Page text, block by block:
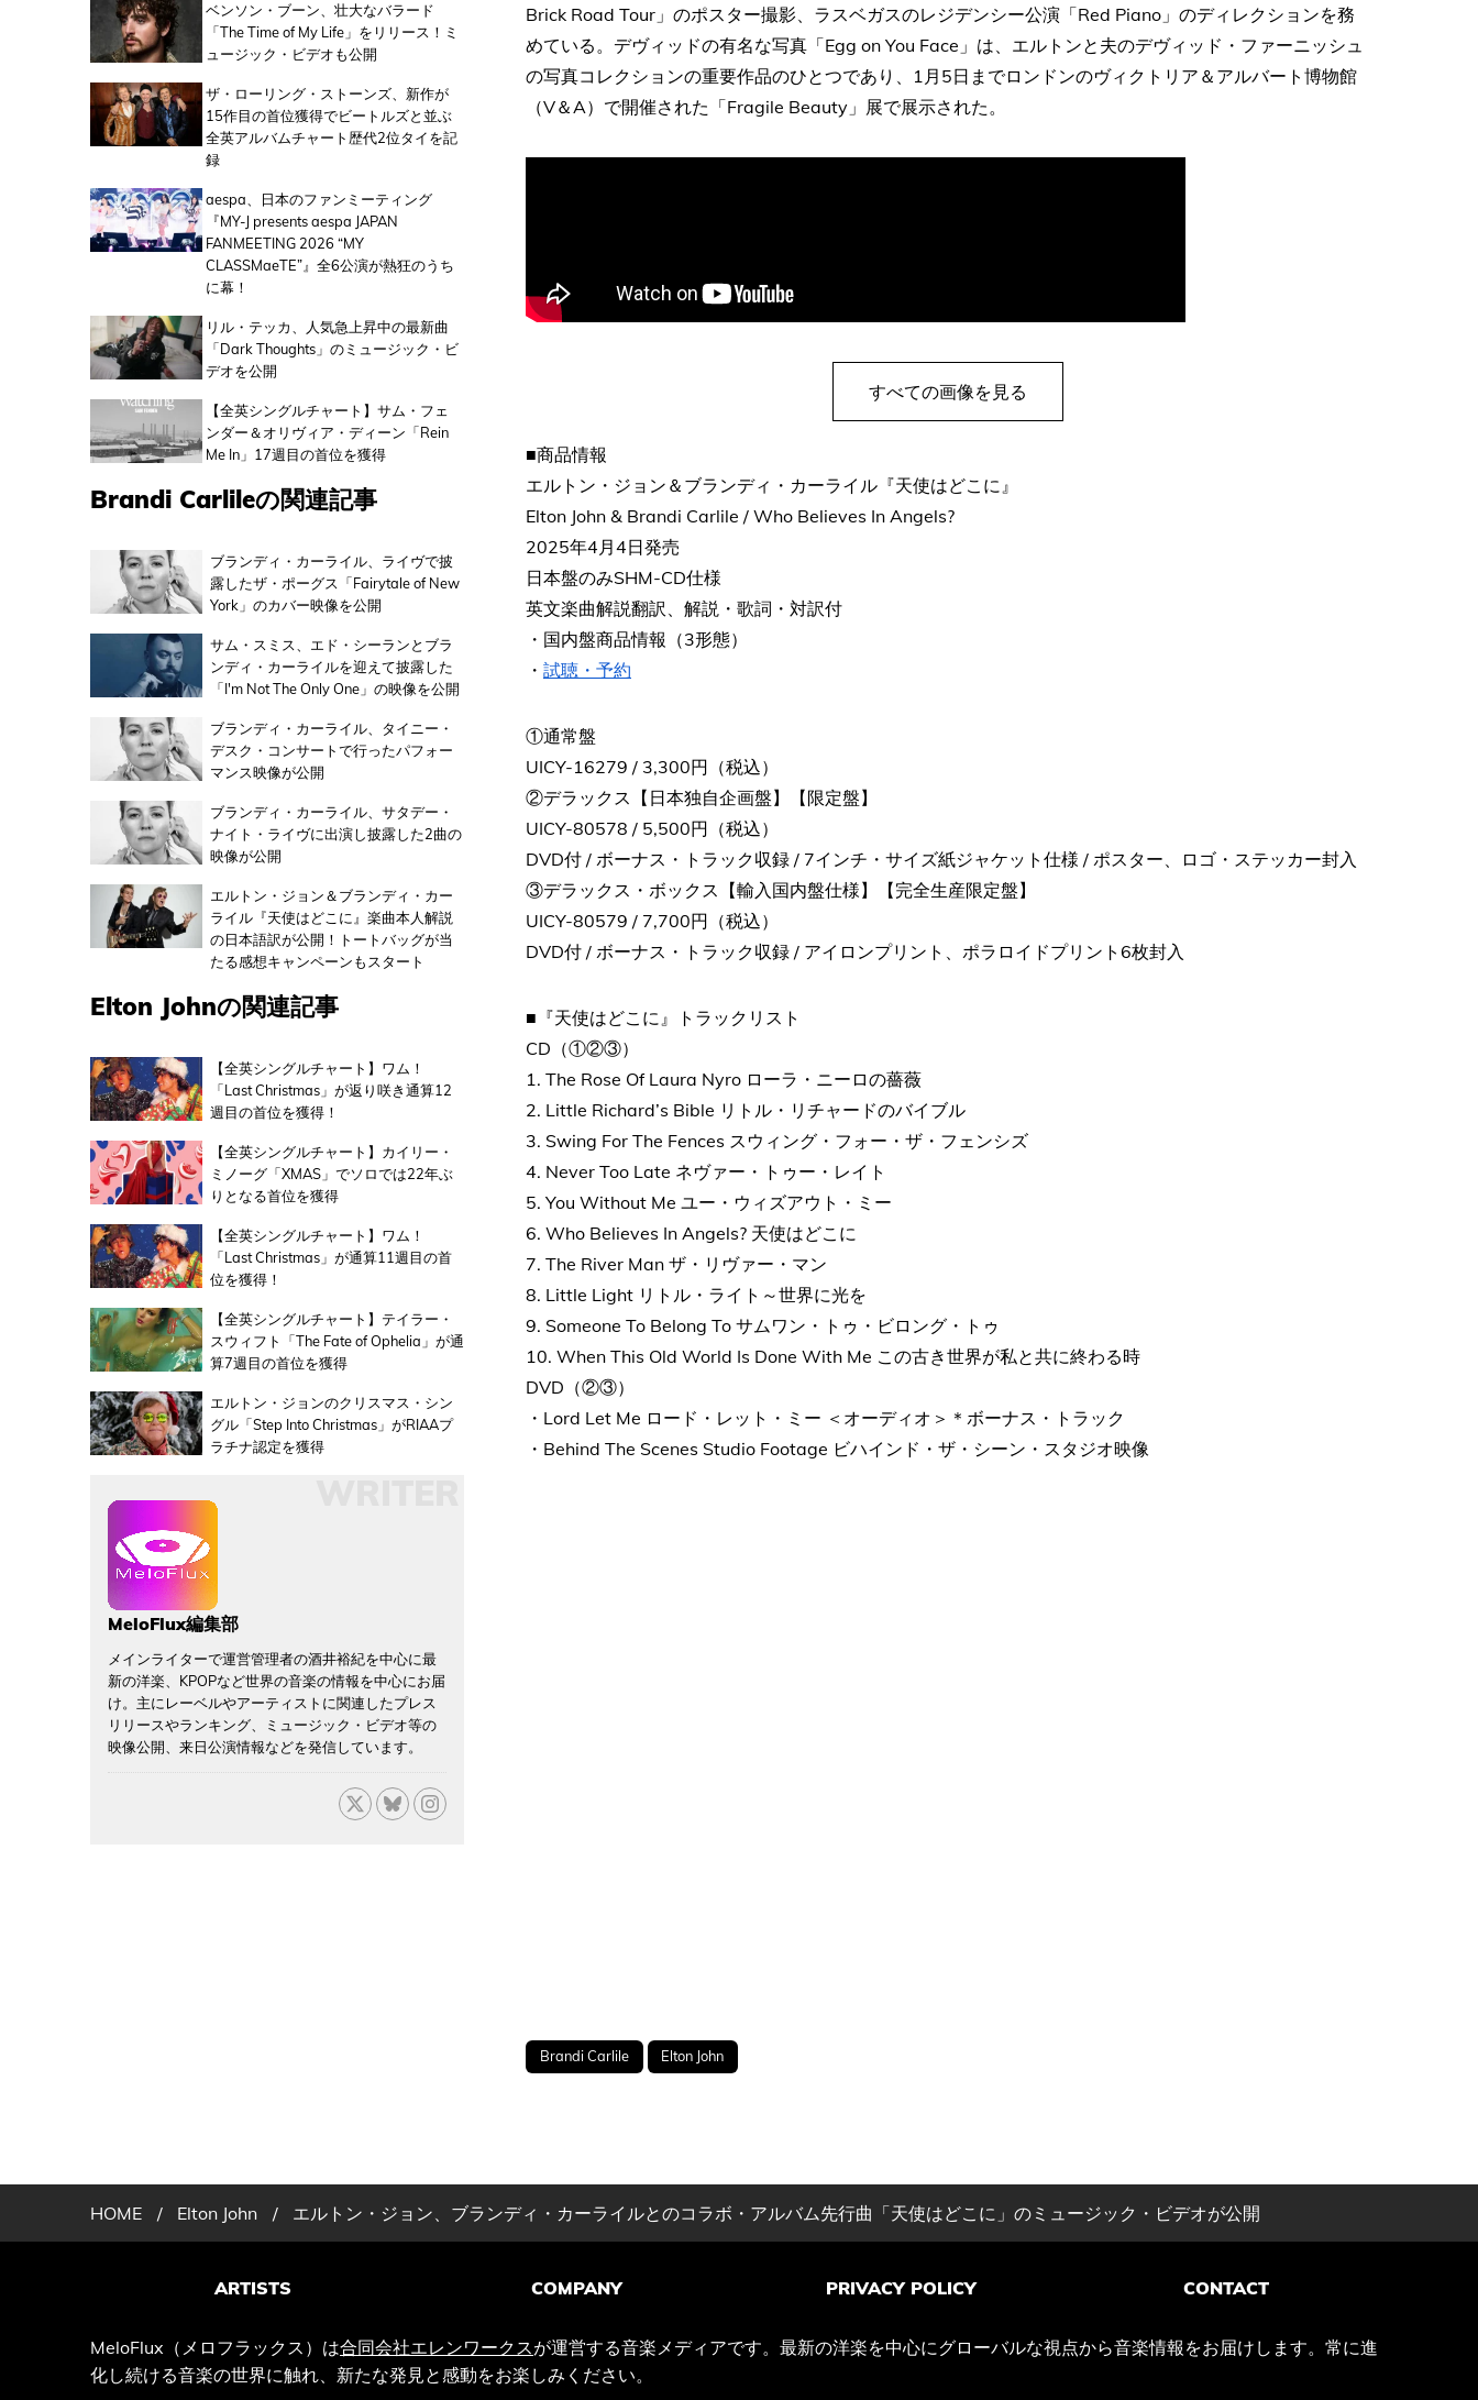
Brick Road Tour」のポスター撮影、ラスベガスのレジデンシー公演「Red Piano」のディレクションを務
めている。デヴィッドの有名な写真「Egg on You Face」は、エルトンと夫のデヴィッド・ファーニッシュ
の写真コレクションの重要作品のひとつであり、1月5日までロンドンのヴィクトリア＆アルバート博物館
（V＆A）で開催された「Fragile Beauty」展で展示された。
すべての画像を見る
■商品情報
エルトン・ジョン＆ブランディ・カーライル『天使はどこに』
Elton John & Brandi Carlile / Who Believes In Angels?
2025年4月4日発売
日本盤のみSHM-CD仕様
英文楽曲解説翻訳、解説・歌詞・対訳付
・国内盤商品情報（3形態）
・ 試聴・予約
①通常盤
UICY-16279 / 3,300円（税込）
②デラックス【日本独自企画盤】【限定盤】
UICY-80578 / 5,500円（税込）
DVD付 / ボーナス・トラック収録 / 7インチ・サイズ紙ジャケット仕様 / ポスター、ロゴ・ステッカー封入
③デラックス・ボックス【輸入国内盤仕様】【完全生産限定盤】
UICY-80579 / 7,700円（税込）
DVD付 / ボーナス・トラック収録 / アイロンプリント、ポラロイドプリント6枚封入
■『天使はどこに』トラックリスト
CD（①②③）
1. The Rose Of Laura Nyro ローラ・ニーロの薔薇
2. Little Richard’s Bible リトル・リチャードのバイブル
3. Swing For The Fences スウィング・フォー・ザ・フェンシズ
4. Never Too Late ネヴァー・トゥー・レイト
5. You Without Me ユー・ウィズアウト・ミー
6. Who Believes In Angels? 天使はどこに
7. The River Man ザ・リヴァー・マン
8. Little Light リトル・ライト～世界に光を
9. Someone To Belong To サムワン・トゥ・ビロング・トゥ
10. When This Old World Is Done With Me この古き世界が私と共に終わる時
DVD（②③）
・Lord Let Me ロード・レット・ミー ＜オーディオ＞＊ボーナス・トラック
・Behind The Scenes Studio Footage ビハインド・ザ・シーン・スタジオ映像
Brandi Carlile Elton John
ベンソン・ブーン、壮大なバラード
「The Time of My Life」をリリース！ミ
ュージック・ビデオも公開
ザ・ローリング・ストーンズ、新作が
15作目の首位獲得でビートルズと並ぶ
全英アルバムチャート歴代2位タイを記
録
aespa、日本のファンミーティング
『MY-J presents aespa JAPAN
FANMEETING 2026 “MY
CLASSMaeTE”』全6公演が熱狂のうち
に幕！
リル・テッカ、人気急上昇中の最新曲
「Dark Thoughts」のミュージック・ビ
デオを公開
【全英シングルチャート】サム・フェ
ンダー＆オリヴィア・ディーン「Rein
Me In」17週目の首位を獲得
Brandi Carlileの関連記事
ブランディ・カーライル、ライヴで披
露したザ・ポーグス「Fairytale of New
York」のカバー映像を公開
サム・スミス、エド・シーランとブラ
ンディ・カーライルを迎えて披露した
「I'm Not The Only One」の映像を公開
ブランディ・カーライル、タイニー・
デスク・コンサートで行ったパフォー
マンス映像が公開
ブランディ・カーライル、サタデー・
ナイト・ライヴに出演し披露した2曲の
映像が公開
エルトン・ジョン＆ブランディ・カー
ライル『天使はどこに』楽曲本人解説
の日本語訳が公開！トートバッグが当
たる感想キャンペーンもスタート
Elton Johnの関連記事
【全英シングルチャート】ワム！
「Last Christmas」が返り咲き通算12
週目の首位を獲得！
【全英シングルチャート】カイリー・
ミノーグ「XMAS」でソロでは22年ぶ
りとなる首位を獲得
【全英シングルチャート】ワム！
「Last Christmas」が通算11週目の首
位を獲得！
【全英シングルチャート】テイラー・
スウィフト「The Fate of Ophelia」が通
算7週目の首位を獲得
エルトン・ジョンのクリスマス・シン
グル「Step Into Christmas」がRIAAプ
ラチナ認定を獲得
MeloFlux編集部
メインライターで運営管理者の酒井裕紀を中心に最
新の洋楽、KPOPなど世界の音楽の情報を中心にお届
け。主にレーベルやアーティストに関連したプレス
リリースやランキング、ミュージック・ビデオ等の
映像公開、来日公演情報などを発信しています。
HOME / Elton John / エルトン・ジョン、ブランディ・カーライルとのコラボ・アルバム先行曲「天使はどこに」のミュージック・ビデオが公開
ARTISTS COMPANY PRIVACY POLICY CONTACT
MeloFlux（メロフラックス）は合同会社エレンワークスが運営する音楽メディアです。最新の洋楽を中心にグローバルな視点から音楽情報をお届けします。常に進
化し続ける音楽の世界に触れ、新たな発見と感動をお楽しみください。